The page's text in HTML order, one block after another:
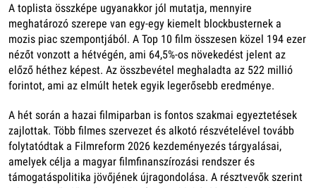
A toplista összképe ugyanakkor jól mutatja, mennyire
meghatározó szerepe van egy-egy kiemelt blockbusternek a
mozis piac szempontjából. A Top 10 film összesen közel 194 ezer
nézőt vonzott a hétvégén, ami 64,5%-os növekedést jelent az
előző héthez képest. Az összbevétel meghaladta az 522 millió
forintot, ami az elmúlt hetek egyik legerősebb eredménye.
A hét során a hazai filmiparban is fontos szakmai egyeztetések
zajlottak. Több filmes szervezet és alkotó részvételével tovább
folytatódtak a Filmreform 2026 kezdeményezés tárgyalásai,
amelyek célja a magyar filmfinanszírozási rendszer és
támogatáspolitika jövőjének újragondolása. A résztvevők szerint